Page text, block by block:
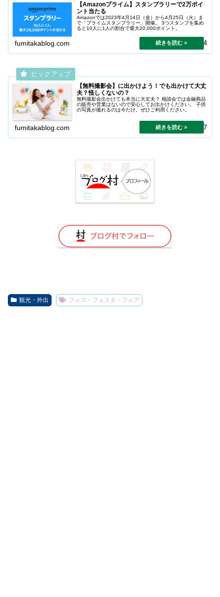
【Amazonプライム】スタンプラリーで2万ポイ
ント当たる
Amazonでは2023年4月14日（金）から4月25日（火）ま
で「プライムスタンプラリー」開催。 3つスタンプを集め
ると10人に1人の割合で最大20,000ポイント。
fumitakablog.com 2024.04.24
【無料撮影会】に出かけよう！でも出かけて大丈
夫？怪しくないの？
無料撮影会出かけても本当に大丈夫？ 相談会では金融商品
の販売や営業はないので安心してお出かけください。 子供
の写真が撮れるのは今だけ。ぜひご利用ください。
fumitakablog.com 2024.11.07
観光・外出 フェス・フェスタ・フェア